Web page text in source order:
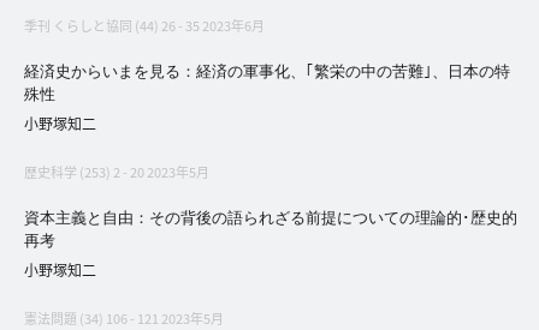
へ
研
一
へ
研
季刊 くらしと協同 (44) 26 - 35 2023年6月
経済史からいまを見る：経済の軍事化、｢繁栄の中の苦難｣、日本の特
殊性
小野塚知二
歴史科学 (253) 2 - 20 2023年5月
資本主義と自由：その背後の語られざる前提についての理論的･歴史的
再考
小野塚知二
憲法問題 (34) 106 - 121 2023年5月